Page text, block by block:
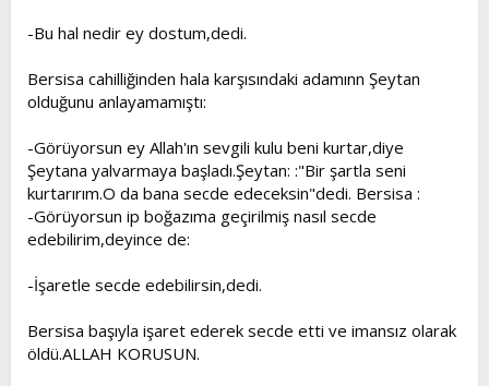
-Bu hal nedir ey dostum,dedi.
Bersisa cahilliğinden hala karşısındaki adamınn Şeytan
olduğunu anlayamamıştı:
-Görüyorsun ey Allah'ın sevgili kulu beni kurtar,diye
Şeytana yalvarmaya başladı.Şeytan: :"Bir şartla seni
kurtarırım.O da bana secde edeceksin"dedi. Bersisa :
-Görüyorsun ip boğazıma geçirilmiş nasıl secde
edebilirim,deyince de:
-İşaretle secde edebilirsin,dedi.
Bersisa başıyla işaret ederek secde etti ve imansız olarak
öldü.ALLAH KORUSUN.